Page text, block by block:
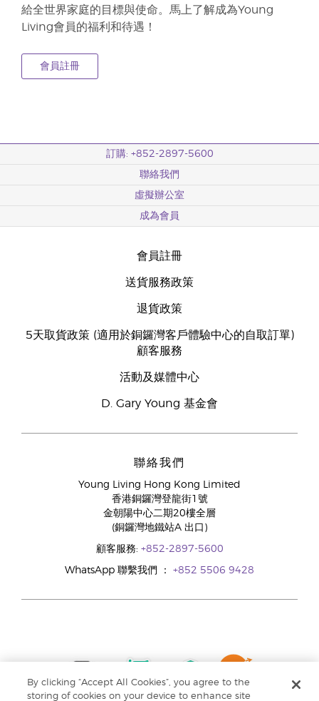
給全世界家庭的目標與使命。馬上了解成為Young
Living會員的福利和待遇！
會員註冊
訂購: +852-2897-5600
聯絡我們
虛擬辦公室
成為會員
會員註冊
送貨服務政策
退貨政策
5天取貨政策 (適用於銅鑼灣客戶體驗中心的自取訂單)
顧客服務
活動及媒體中心
D. Gary Young 基金會
聯絡我們
Young Living Hong Kong Limited
香港銅鑼灣登龍街1號
金朝陽中心二期20樓全層
(銅鑼灣地鐵站A 出口)
顧客服務: +852-2897-5600
WhatsApp 聯繫我們 ： +852 5506 9428
By clicking “Accept All Cookies”, you agree to the
storing of cookies on your device to enhance site